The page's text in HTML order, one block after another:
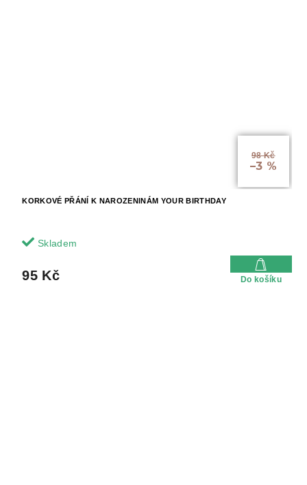
98 Kč
–3 %
KORKOVÉ PŘÁNÍ K NAROZENINÁM YOUR BIRTHDAY
Skladem
95 Kč Do košíku